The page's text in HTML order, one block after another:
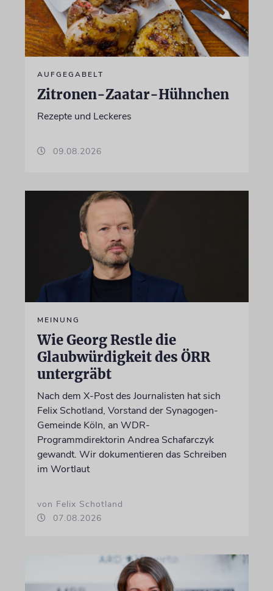
AUFGEGABELT
Zitronen-Zaatar-Hühnchen
Rezepte und Leckeres
09.08.2026
MEINUNG
Wie Georg Restle die
Glaubwürdigkeit des ÖRR
untergräbt
Nach dem X-Post des Journalisten hat sich
Felix Schotland, Vorstand der Synagogen-
Gemeinde Köln, an WDR-
Programmdirektorin Andrea Schafarczyk
gewandt. Wir dokumentieren das Schreiben
im Wortlaut
von Felix Schotland
07.08.2026